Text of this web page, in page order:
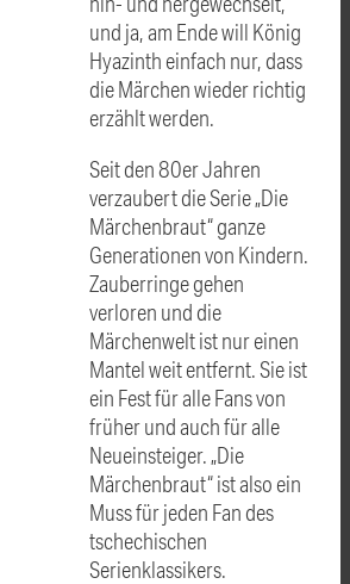
und ja, am Ende will König
Hyazinth einfach nur, dass
die Märchen wieder richtig
erzählt werden.
Seit den 80er Jahren
verzaubert die Serie „Die
Märchenbraut“ ganze
Generationen von Kindern.
Zauberringe gehen
verloren und die
Märchenwelt ist nur einen
Mantel weit entfernt. Sie ist
ein Fest für alle Fans von
früher und auch für alle
Neueinsteiger. „Die
Märchenbraut“ ist also ein
Muss für jeden Fan des
tschechischen
Serienklassikers.